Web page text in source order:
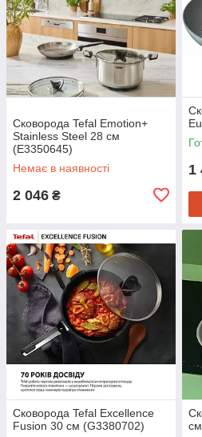
Сковорода Tefal Emotion+
Stainless Steel 28 см
(E3350645)
Немає в наявності
2 046 ₴
1
Сковорода Tefal Excellence
Fusion 30 см (G3380702)